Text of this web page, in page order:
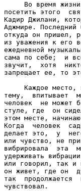
Во время
посетить этого
Кадир Джилани,
Аджмире.
откуда он пришел,
из уважения к его
ежедневной
сама по себе;  и
звучит,  хотя
запрещает ее, то
Каждое место,
тему,  впитывает
человек  не может
стуле, где  он
этом месте,
Когда  человек
делает это,  у
или чувство, не
вибрировала  эта
удерживать
или говорил, так и
он живет, где он
так  продолжается
чувствовал.